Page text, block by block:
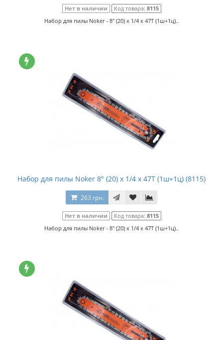
Нет в наличии Код товара: 8115
Набор для пилы Noker - 8" (20) x 1/4 x 47T (1ш+1ц)..
Набор для пилы Noker 8" (20) x 1/4 x 47T (1ш+1ц) (8115)
263 грн.
Нет в наличии Код товара: 8115
Набор для пилы Noker - 8" (20) x 1/4 x 47T (1ш+1ц)..